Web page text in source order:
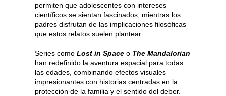
permiten que adolescentes con intereses
científicos se sientan fascinados, mientras los
padres disfrutan de las implicaciones filosóficas
que estos relatos suelen plantear.
Series como Lost in Space o The Mandalorian
han redefinido la aventura espacial para todas
las edades, combinando efectos visuales
impresionantes con historias centradas en la
protección de la familia y el sentido del deber.